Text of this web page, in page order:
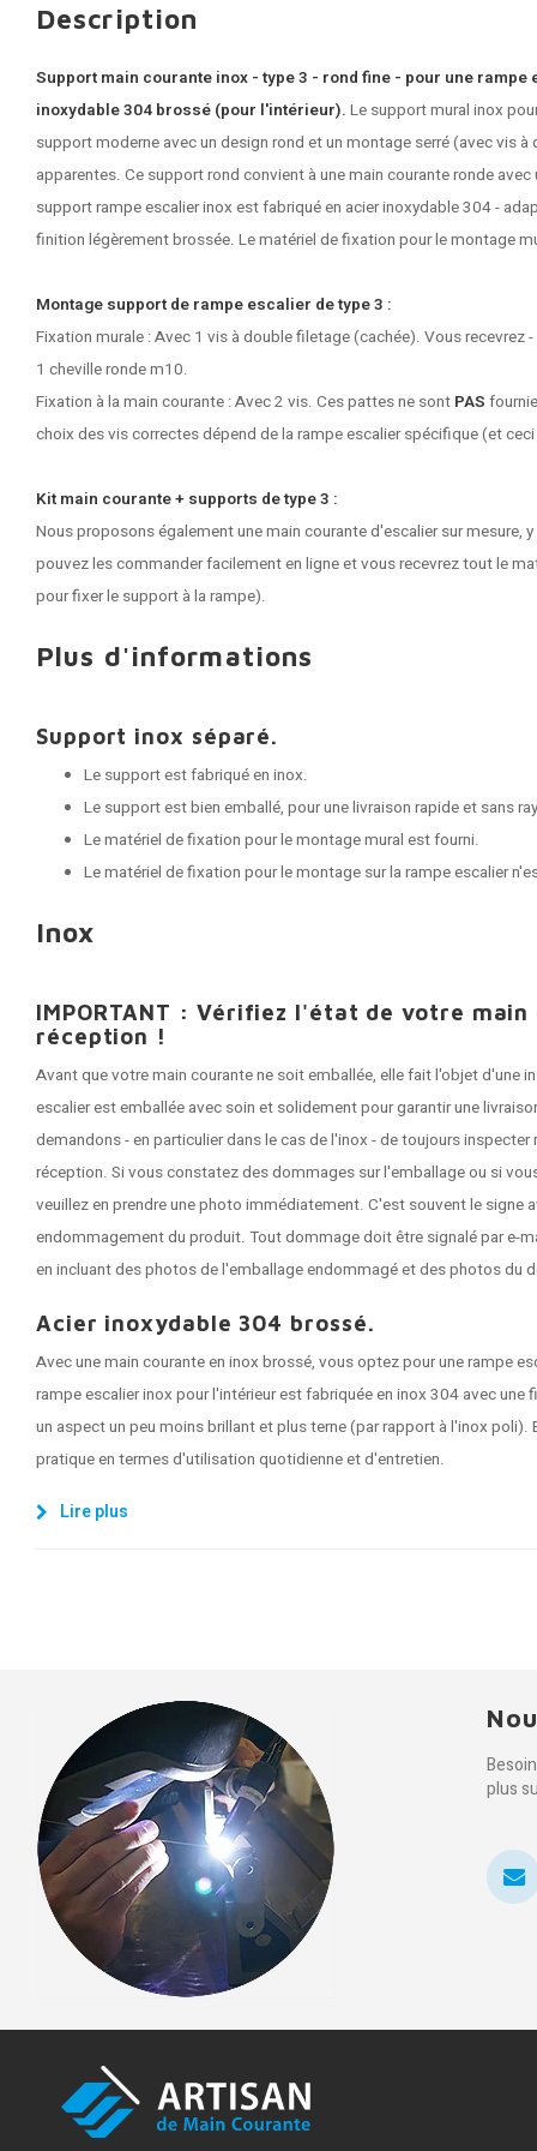
Description
Support main courante inox - type 3 - rond fine - pour une
inoxydable 304 brossé (pour l'intérieur). Le support mural inox
support moderne avec un design rond et un montage serré (avec vis
apparentes. Ce support rond convient à une main courante ronde
support rampe escalier inox est fabriqué en acier inoxydable 304 -
finition légèrement brossée. Le matériel de fixation pour le montage
Montage support de rampe escalier de type 3 :
Fixation murale : Avec 1 vis à double filetage (cachée). Vous recevrez
1 cheville ronde m10.
Fixation à la main courante : Avec 2 vis. Ces pattes ne sont PAS
choix des vis correctes dépend de la rampe escalier spécifique (et
Kit main courante + supports de type 3 :
Nous proposons également une main courante d'escalier sur mesure,
pouvez les commander facilement en ligne et vous recevrez tout le
pour fixer le support à la rampe).
Plus d'informations
Support inox séparé.
Le support est fabriqué en inox.
Le support est bien emballé, pour une livraison rapide et sans
Le matériel de fixation pour le montage mural est fourni.
Le matériel de fixation pour le montage sur la rampe escalier
Inox
IMPORTANT : Vérifiez l'état de votre main
réception !
Avant que votre main courante ne soit emballée, elle fait l'objet d'une
escalier est emballée avec soin et solidement pour garantir une
demandons - en particulier dans le cas de l'inox - de toujours
réception. Si vous constatez des dommages sur l'emballage ou si
veuillez en prendre une photo immédiatement. C'est souvent le signe
endommagement du produit. Tout dommage doit être signalé par e-
en incluant des photos de l'emballage endommagé et des photos du
Acier inoxydable 304 brossé.
Avec une main courante en inox brossé, vous optez pour une rampe
rampe escalier inox pour l'intérieur est fabriquée en inox 304 avec
un aspect un peu moins brillant et plus terne (par rapport à l'inox poli).
pratique en termes d'utilisation quotidienne et d'entretien.
Lire plus
plus